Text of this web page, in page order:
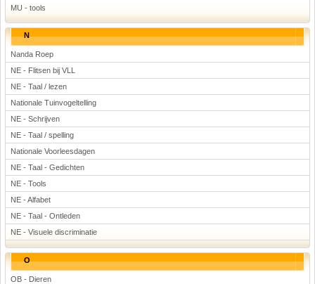
MU - tools
N
Nanda Roep
NE - Flitsen bij VLL
NE - Taal / lezen
Nationale Tuinvogeltelling
NE - Schrijven
NE - Taal / spelling
Nationale Voorleesdagen
NE - Taal - Gedichten
NE - Tools
NE - Alfabet
NE - Taal - Ontleden
NE - Visuele discriminatie
O
OB - Dieren